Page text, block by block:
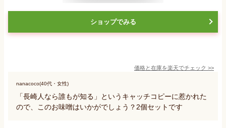
ショップでみる
価格と在庫を楽天でチェック >>
nanacoco(40代・女性)
「長崎人なら誰もが知る」というキャッチコピーに惹かれた
ので、このお味噌はいかがでしょう？2個セットです